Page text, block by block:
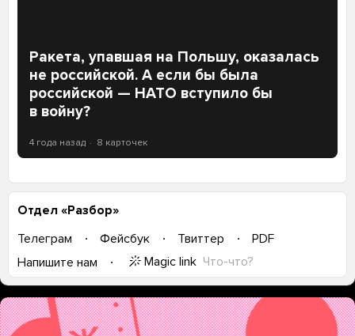
Ракета, упавшая на Польшу, оказалась
не российской. А если бы была
российской — НАТО вступило бы
в войну?
4 года назад 8 карточек
Отдел «Разбор»
Телеграм
Фейсбук Твиттер
PDF
Напишите нам
Magic link Что-что?